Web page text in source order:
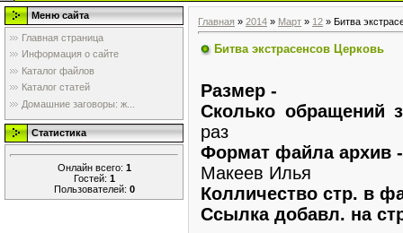
Меню сайта
Главная страница
Информация о сайте
Каталог файлов
Каталог статей
Домашние заговоры: ж...
Статистика
Онлайн всего: 1
Гостей: 1
Пользователей: 0
Главная » 2014 » Март » 12 » Битва
Битва экстрасенсов Церковь
Размер -
Сколько обращений
раз
Формат файла архив
Макеев Илья
Колличество стр. в
Ссылка добавл. на